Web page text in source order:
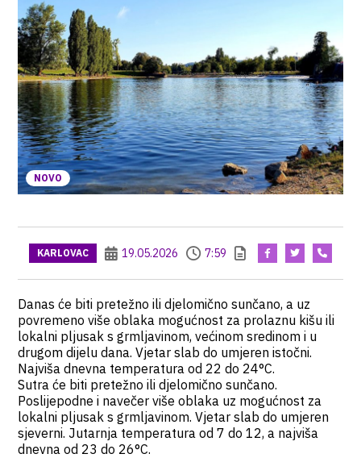
NOVO
KARLOVAC 19.05.2026 7:59
Danas će biti pretežno ili djelomično sunčano, a uz
povremeno više oblaka mogućnost za prolaznu kišu ili
lokalni pljusak s grmljavinom, većinom sredinom i u
drugom dijelu dana. Vjetar slab do umjeren istočni.
Najviša dnevna temperatura od 22 do 24°C.
Sutra će biti pretežno ili djelomično sunčano.
Poslijepodne i navečer više oblaka uz mogućnost za
lokalni pljusak s grmljavinom. Vjetar slab do umjeren
sjeverni. Jutarnja temperatura od 7 do 12, a najviša
dnevna od 23 do 26°C.